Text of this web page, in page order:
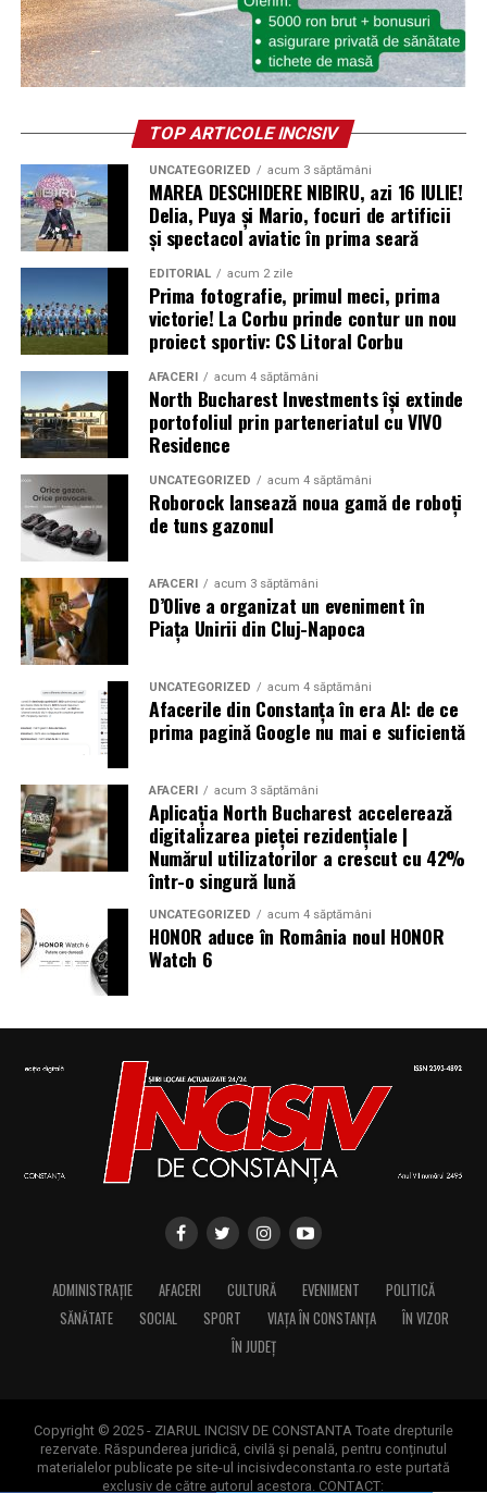
TOP ARTICOLE INCISIV
UNCATEGORIZED acum 3 săptămâni
MAREA DESCHIDERE NIBIRU, azi 16 IULIE!
Delia, Puya și Mario, focuri de artificii
și spectacol aviatic în prima seară
EDITORIAL acum 2 zile
Prima fotografie, primul meci, prima
victorie! La Corbu prinde contur un nou
proiect sportiv: CS Litoral Corbu
AFACERI acum 4 săptămâni
North Bucharest Investments își extinde
portofoliul prin parteneriatul cu VIVO
Residence
UNCATEGORIZED acum 4 săptămâni
Roborock lansează noua gamă de roboți
de tuns gazonul
AFACERI acum 3 săptămâni
D’Olive a organizat un eveniment în
Piața Unirii din Cluj-Napoca
UNCATEGORIZED acum 4 săptămâni
Afacerile din Constanța în era AI: de ce
prima pagină Google nu mai e suficientă
AFACERI acum 3 săptămâni
Aplicația North Bucharest accelerează
digitalizarea pieței rezidențiale |
Numărul utilizatorilor a crescut cu 42%
într-o singură lună
UNCATEGORIZED acum 4 săptămâni
HONOR aduce în România noul HONOR
Watch 6
ADMINISTRAȚIE AFACERI CULTURĂ EVENIMENT
POLITICĂ
SĂNĂTATE
SOCIAL SPORT VIAȚA ÎN CONSTANȚA
ÎN VIZOR
ÎN JUDEȚ
Copyright © 2025 - ZIARUL INCISIV DE CONSTANTA Toate drepturile
rezervate. Răspunderea juridică, civilă și penală, pentru conținutul
materialelor publicate pe site-ul incisivdeconstanta.ro este purtată
exclusiv de către autorul acestora. CONTACT: